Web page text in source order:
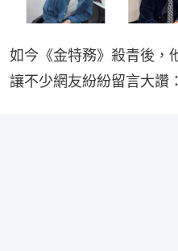
如今《金特務》殺青後，
讓不少網友紛紛留言大讚：